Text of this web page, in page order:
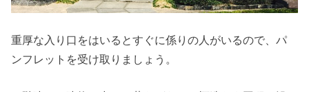
重厚な入り口をはいるとすぐに係りの人がいるので、パ
ンフレットを受け取りましょう。